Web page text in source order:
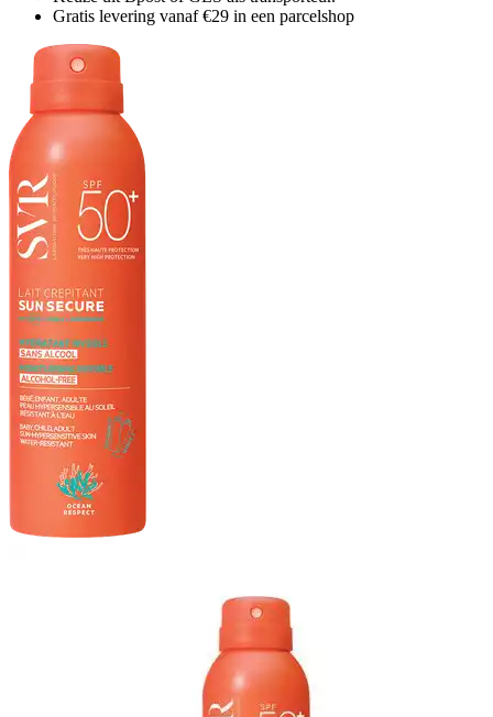
Gratis levering vanaf €29 in een parcelshop